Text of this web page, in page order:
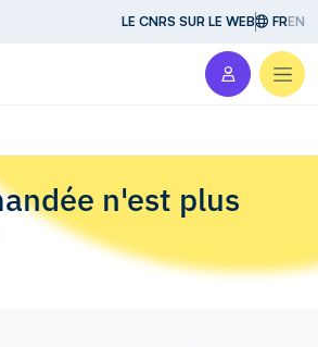
LE CNRS SUR LE WEB FREN
n'est plus